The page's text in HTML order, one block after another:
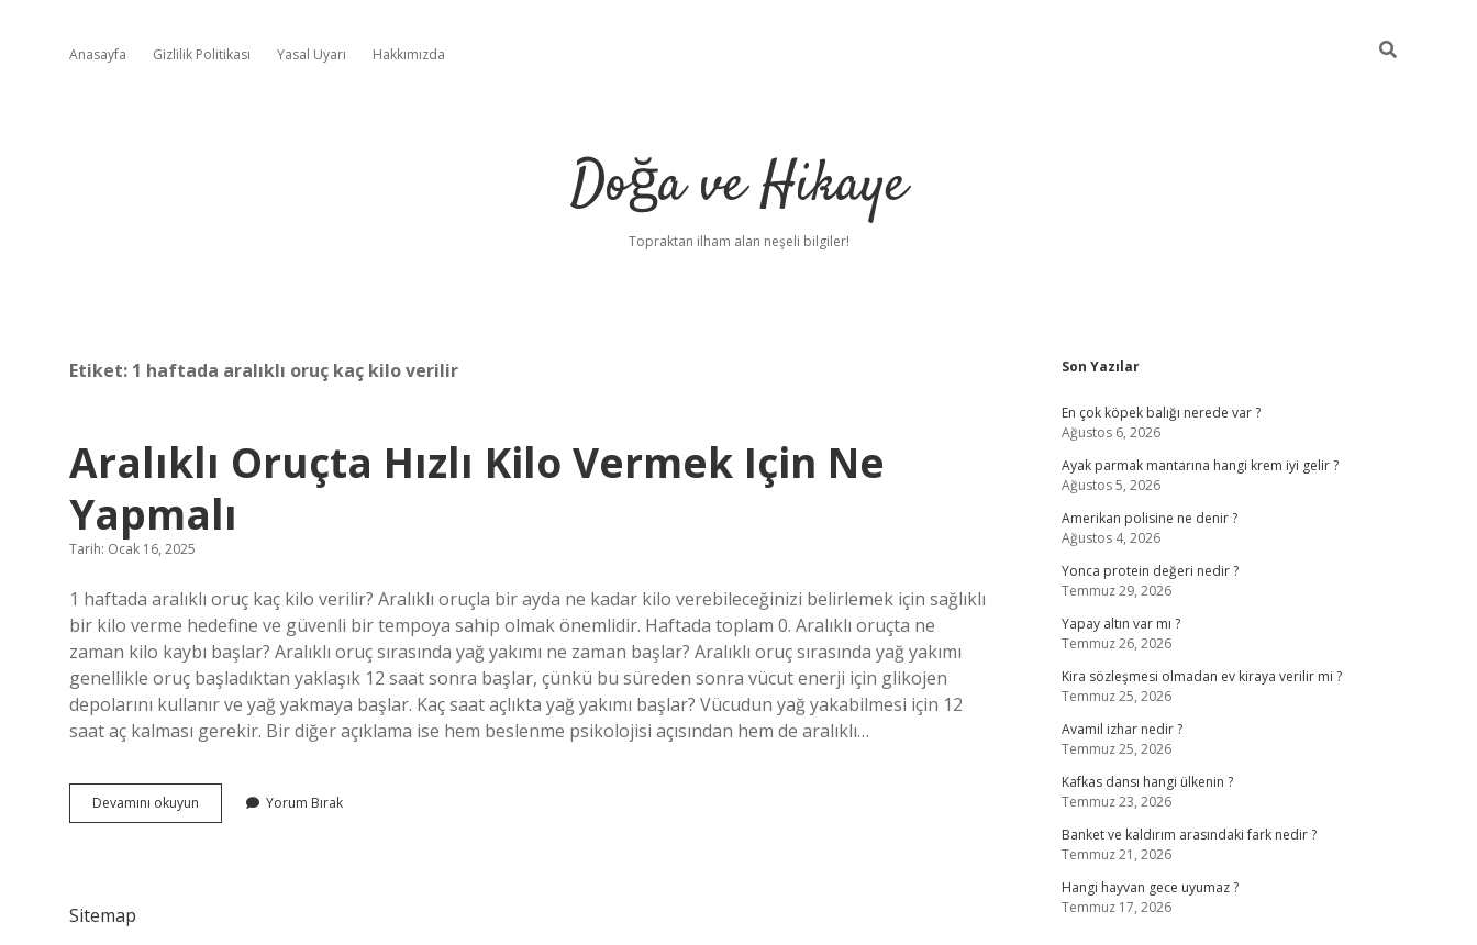
Anasayfa Gizlilik Politikası Yasal Uyarı Hakkımızda
Doğa ve Hikaye
Topraktan ilham alan neşeli bilgiler!
Etiket: 1 haftada aralıklı oruç kaç kilo verilir
Aralıklı Oruçta Hızlı Kilo Vermek Için Ne
Yapmalı
Tarih: Ocak 16, 2025
1 haftada aralıklı oruç kaç kilo verilir? Aralıklı oruçla bir ayda ne kadar kilo verebileceğinizi belirlemek için sağlıklı
bir kilo verme hedefine ve güvenli bir tempoya sahip olmak önemlidir. Haftada toplam 0. Aralıklı oruçta ne
zaman kilo kaybı başlar? Aralıklı oruç sırasında yağ yakımı ne zaman başlar? Aralıklı oruç sırasında yağ yakımı
genellikle oruç başladıktan yaklaşık 12 saat sonra başlar, çünkü bu süreden sonra vücut enerji için glikojen
depolarını kullanır ve yağ yakmaya başlar. Kaç saat açlıkta yağ yakımı başlar? Vücudun yağ yakabilmesi için 12
saat aç kalması gerekir. Bir diğer açıklama ise hem beslenme psikolojisi açısından hem de aralıklı…
Devamını okuyun
Oruçta
Yorum Bırak
Sitemap
Sidebar
Son Yazılar
En çok köpek balığı nerede var ?
Ağustos 6, 2026
Ayak parmak mantarına hangi krem iyi gelir ?
Ağustos 5, 2026
Amerikan polisine ne denir ?
Ağustos 4, 2026
Yonca protein değeri nedir ?
Temmuz 29, 2026
Yapay altın var mı ?
Temmuz 26, 2026
Kira sözleşmesi olmadan ev kiraya verilir mi ?
Temmuz 25, 2026
Avamil izhar nedir ?
Temmuz 25, 2026
Kafkas dansı hangi ülkenin ?
Temmuz 23, 2026
Banket ve kaldırım arasındaki fark nedir ?
Temmuz 21, 2026
Hangi hayvan gece uyumaz ?
Temmuz 17, 2026